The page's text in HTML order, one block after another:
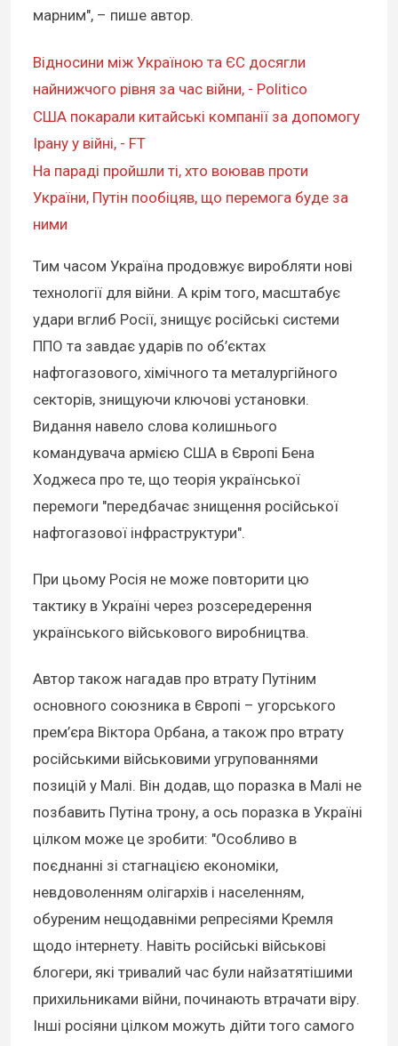
марним", – пише автор.
Відносини між Україною та ЄС досягли
найнижчого рівня за час війни, - Politico
США покарали китайські компанії за допомогу
Ірану у війні, - FT
На параді пройшли ті, хто воював проти
України, Путін пообіцяв, що перемога буде за
ними
Тим часом Україна продовжує виробляти нові
технології для війни. А крім того, масштабує
удари вглиб Росії, знищує російські системи
ППО та завдає ударів по об’єктах
нафтогазового, хімічного та металургійного
секторів, знищуючи ключові установки.
Видання навело слова колишнього
командувача армією США в Європі Бена
Ходжеса про те, що теорія української
перемоги "передбачає знищення російської
нафтогазової інфраструктури".
При цьому Росія не може повторити цю
тактику в Україні через розсередерення
українського військового виробництва.
Автор також нагадав про втрату Путіним
основного союзника в Європі – угорського
прем’єра Віктора Орбана, а також про втрату
російськими військовими угрупованнями
позицій у Малі. Він додав, що поразка в Малі не
позбавить Путіна трону, а ось поразка в Україні
цілком може це зробити: "Особливо в
поєднанні зі стагнацією економіки,
невдоволенням олігархів і населенням,
обуреним нещодавніми репресіями Кремля
щодо інтернету. Навіть російські військові
блогери, які тривалий час були найзатятішими
прихильниками війни, починають втрачати віру.
Інші росіяни цілком можуть дійти того самого